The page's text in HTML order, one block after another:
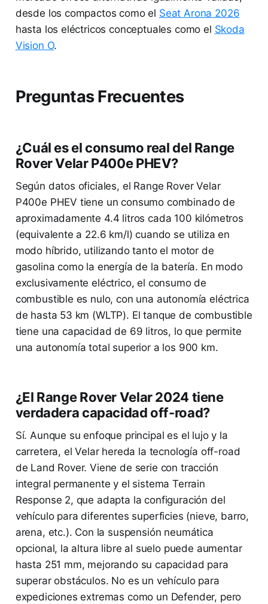
desde los compactos como el Seat Arona 2026
hasta los eléctricos conceptuales como el Skoda
Vision O.
Preguntas Frecuentes
¿Cuál es el consumo real del Range
Rover Velar P400e PHEV?
Según datos oficiales, el Range Rover Velar
P400e PHEV tiene un consumo combinado de
aproximadamente 4.4 litros cada 100 kilómetros
(equivalente a 22.6 km/l) cuando se utiliza en
modo híbrido, utilizando tanto el motor de
gasolina como la energía de la batería. En modo
exclusivamente eléctrico, el consumo de
combustible es nulo, con una autonomía eléctrica
de hasta 53 km (WLTP). El tanque de combustible
tiene una capacidad de 69 litros, lo que permite
una autonomía total superior a los 900 km.
¿El Range Rover Velar 2024 tiene
verdadera capacidad off-road?
Sí. Aunque su enfoque principal es el lujo y la
carretera, el Velar hereda la tecnología off-road
de Land Rover. Viene de serie con tracción
integral permanente y el sistema Terrain
Response 2, que adapta la configuración del
vehículo para diferentes superficies (nieve, barro,
arena, etc.). Con la suspensión neumática
opcional, la altura libre al suelo puede aumentar
hasta 251 mm, mejorando su capacidad para
superar obstáculos. No es un vehículo para
expediciones extremas como un Defender, pero